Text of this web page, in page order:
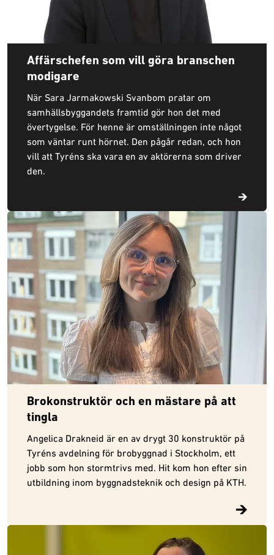
Affärschefen som vill göra branschen
modigare
När Sara Jarmakowski Svanbom pratar om
samhällsbyggandets framtid gör hon det med
övertygelse. För henne är omställningen inte något
som väntar runt hörnet. Den pågår redan, och hon
vill att Tyréns ska vara en av aktörerna som driver
den.
Brokonstruktör och en mästare på att
tingla
Angelica Drakneid är en av drygt 30 konstruktör på
Tyréns avdelning för brobyggnad i Stockholm, ett
jobb som hon stormtrivs med. Hit kom hon efter sin
utbildning inom byggnadsteknik och design på KTH.